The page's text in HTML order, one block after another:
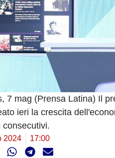
7 mag (Prensa Latina) Il
ieri la crescita
consecutivi.
2024 17:00